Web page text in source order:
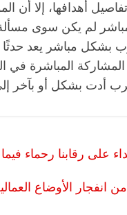
أهدافها، إلا أن
لم يكن سوى
بشكل مباشر يعد
المباشرة
أدت بشكل أو بآخر
رقابنا رحماء فيما
الأوضاع
مقعد
(بروفايل)
فقيه
وانحاز